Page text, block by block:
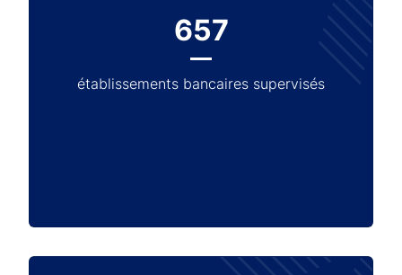
657
établissements bancaires supervisés